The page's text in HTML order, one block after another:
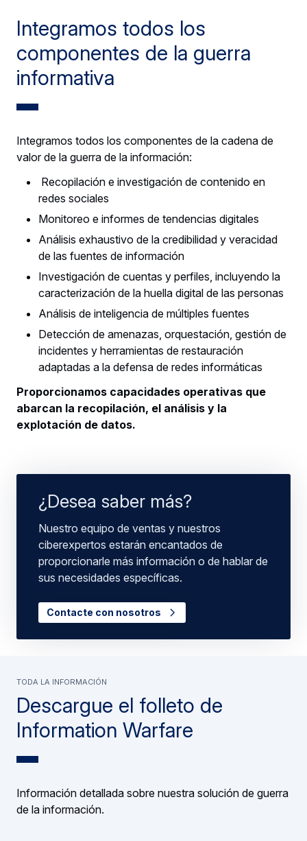
Integramos todos los
componentes de la guerra
informativa
Integramos todos los componentes de la cadena de
valor de la guerra de la información:
Recopilación e investigación de contenido en
redes sociales
Monitoreo e informes de tendencias digitales
Análisis exhaustivo de la credibilidad y veracidad
de las fuentes de información
Investigación de cuentas y perfiles, incluyendo la
caracterización de la huella digital de las personas
Análisis de inteligencia de múltiples fuentes
Detección de amenazas, orquestación, gestión de
incidentes y herramientas de restauración
adaptadas a la defensa de redes informáticas
Proporcionamos capacidades operativas que
abarcan la recopilación, el análisis y la
explotación de datos.
¿Desea saber más?
Nuestro equipo de ventas y nuestros
ciberexpertos estarán encantados de
proporcionarle más información o de hablar de
sus necesidades específicas.
Contacte con nosotros
Descargue el folleto de
Information Warfare
Toda la información
Información detallada sobre nuestra solución de guerra
de la información.
Descargar el folleto sobre